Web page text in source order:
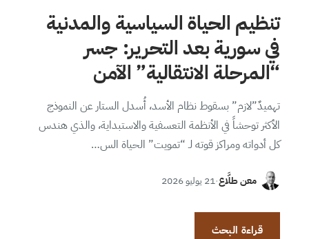
تنظيم الحياة السياسية والمدنية
في سورية بعد التحرير: جسر
“المرحلة الانتقالية” الآمن
تهميدٌ”لازم” بسقوط نظام الأسد، أُسدل الستار عن النموذج
الأكثر توحشاً في الأنظمة التعسفية والاستبداية، والذي هندس
كل أدواته ومراكز قوته لـ “تمويت” الحياة الس…
معن طلَّاع·21 يوليو 2026
قراءة البحث